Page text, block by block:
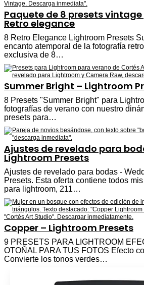
Paquete de 8 presets
Retro elegance
8 Retro Elegance Lightroom Presets
encanto atemporal de la fotografía
exclusiva de 8…
Summer Bright – Lightroom
8 Presets "Summer Bright" para
fotografías de verano con nuestro
presets para…
Ajustes de revelado para
Lightroom Presets
Ajustes de revelado para bodas -
Presets. Esta oferta contiene todos
para lightroom, 211…
Copper – Lightroom Presets
9 PRESETS PARA LIGHTROOM
OTOÑAL PARA TUS FOTOS Efecto
Convierte los tonos verdes…